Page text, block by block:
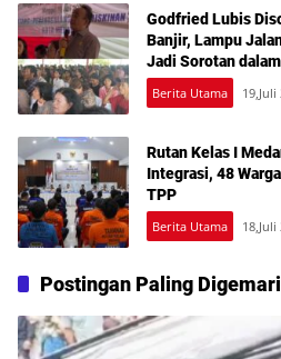
Godfried Lubis
Banjir, Lampu
Jadi Sorotan
Berita Utama 19,Juli
Rutan Kelas I
Integrasi, 48
TPP
Berita Utama 18,Juli
Postingan Paling Digemari